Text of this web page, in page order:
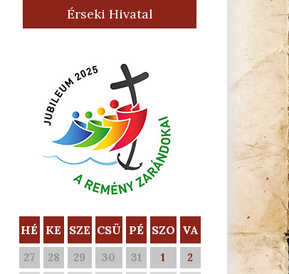
Érseki Hivatal
HÉ KE SZE CSÜ PÉ SZO VA
27 28 29 30 31 1
2